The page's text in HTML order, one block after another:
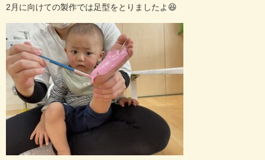
2 月に向けての製作では足型をとりましたよ 😆